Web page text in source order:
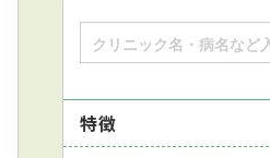
特徴